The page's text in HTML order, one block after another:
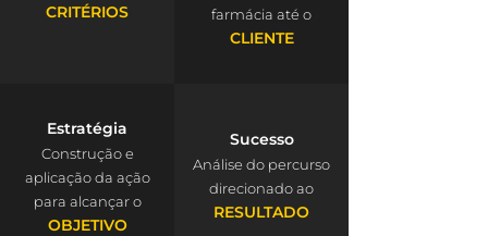
CRITÉRIOS
farmácia até o
CLIENTE
Estratégia
Construção e
aplicação da ação
para alcançar o
OBJETIVO
Sucesso
Análise do percurso
direcionado ao
RESULTADO